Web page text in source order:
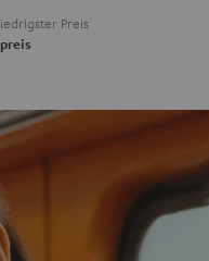
Preis